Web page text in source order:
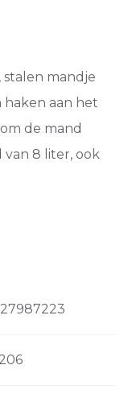
stalen mandje
haken aan het
de mand
8 liter, ook